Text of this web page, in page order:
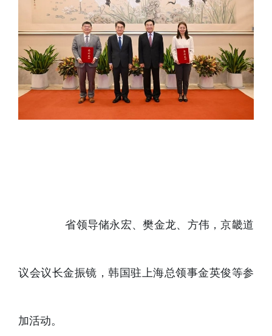
省领导储永宏、樊金龙、方伟，京畿道
议会议长金振镜，韩国驻上海总领事金英俊等参
加活动。